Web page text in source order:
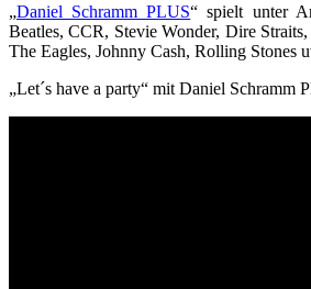
„Daniel Schramm PLUS“ spielt unter
Beatles, CCR, Stevie Wonder, Dire
The Eagles, Johnny Cash, Rolling Stones
„Let´s have a party“ mit Daniel Schramm